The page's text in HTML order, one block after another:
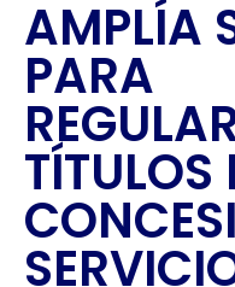
AMPLÍA
PARA
TÍTULOS